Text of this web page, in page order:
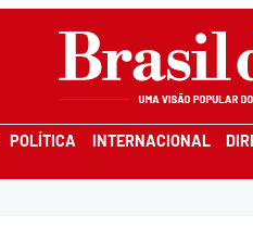
POLÍTICA INTERNACIONAL